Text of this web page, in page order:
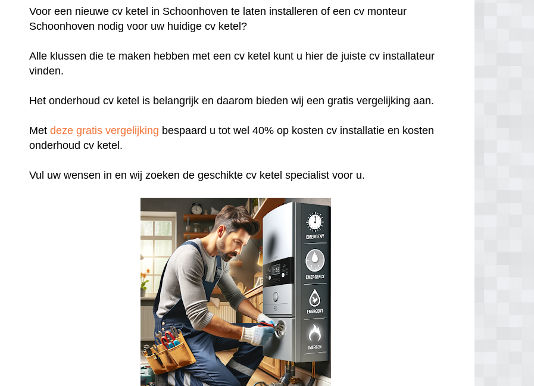
Voor een nieuwe cv ketel in Schoonhoven te laten installeren of een cv monteur
Schoonhoven nodig voor uw huidige cv ketel?
Alle klussen die te maken hebben met een cv ketel kunt u hier de juiste cv installateur
vinden.
Het onderhoud cv ketel is belangrijk en daarom bieden wij een gratis vergelijking aan.
Metdeze gratis vergelijking bespaard u tot wel 40% op kosten cv installatie en kosten
onderhoud cv ketel.
Vul uw wensen in en wij zoeken de geschikte cv ketel specialist voor u.